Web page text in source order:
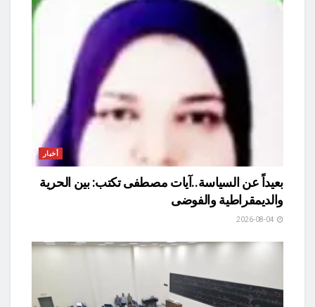
أخبار
بعيداً عن السياسة..آيات مصطفى تكتب: بين الحرية
والديمقراطية والفوضى